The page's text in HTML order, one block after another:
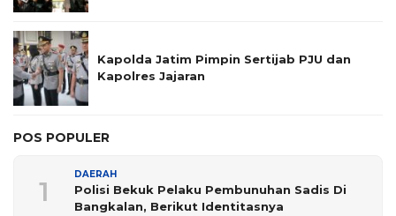
Kapolda Jatim Pimpin Sertijab PJU dan
Kapolres Jajaran
POS POPULER
1
DAERAH
Polisi Bekuk Pelaku Pembunuhan Sadis Di
Bangkalan, Berikut Identitasnya